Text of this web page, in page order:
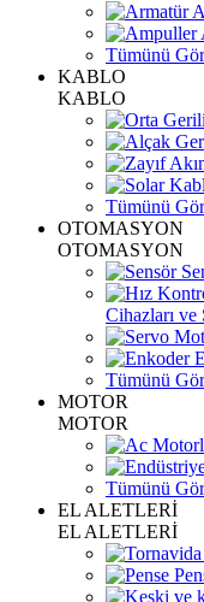
Tümünü Gör
KABLO
KABLO
Tümünü Gör
OTOMASYON
OTOMASYON
Cihazları ve
Tümünü Gör
MOTOR
MOTOR
Tümünü Gör
EL ALETLERİ
EL ALETLERİ